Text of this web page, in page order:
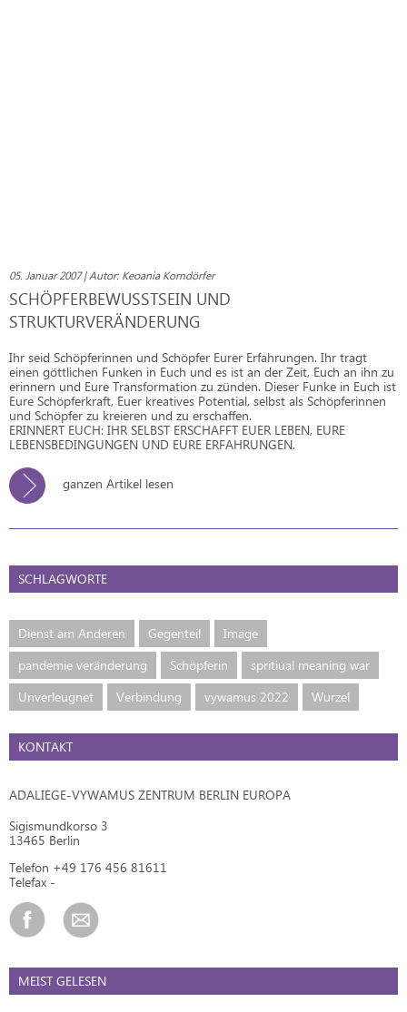
05. Januar 2007 | Autor: Keoania Korndörfer
SCHÖPFERBEWUSSTSEIN UND
STRUKTURVERÄNDERUNG
Ihr seid Schöpferinnen und Schöpfer Eurer Erfahrungen. Ihr tragt
einen göttlichen Funken in Euch und es ist an der Zeit, Euch an ihn zu
erinnern und Eure Transformation zu zünden. Dieser Funke in Euch ist
Eure Schöpferkraft, Euer kreatives Potential, selbst als Schöpferinnen
und Schöpfer zu kreieren und zu erschaffen.
ERINNERT EUCH: IHR SELBST ERSCHAFFT EUER LEBEN, EURE
LEBENSBEDINGUNGEN UND EURE ERFAHRUNGEN.
ganzen Artikel lesen
SCHLAGWORTE
Dienst am Anderen Gegenteil
Image
pandemie veränderung
Schöpferin
spritiual meaning war
Unverleugnet
Verbindung vywamus 2022 Wurzel
KONTAKT
ADALIEGE-VYWAMUS ZENTRUM BERLIN EUROPA
Sigismundkorso 3
13465 Berlin
Telefon +49 176 456 81611
Telefax -
MEIST GELESEN